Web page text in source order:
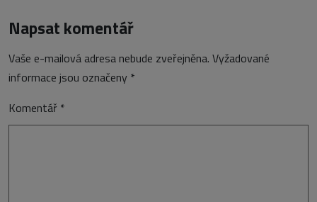
Napsat komentář
Vaše e-mailová adresa nebude zveřejněna. Vyžadované
informace jsou označeny *
Komentář *